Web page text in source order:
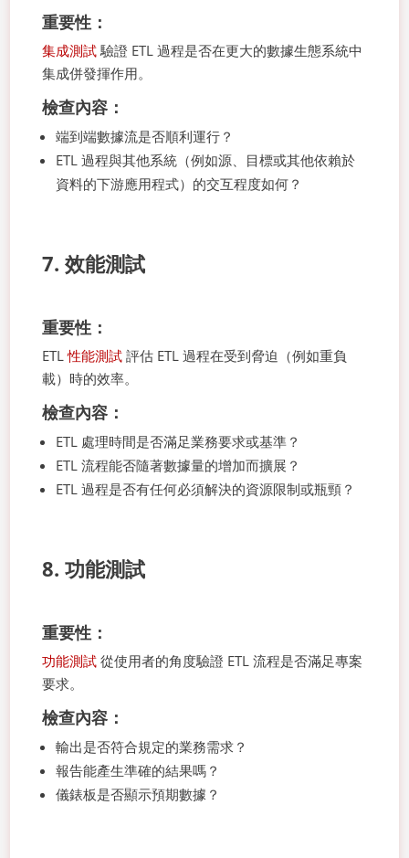
重要性：
集成測試 驗證 ETL 過程是否在更大的數據生態系統中
集成併發揮作用。
檢查內容：
端到端數據流是否順利運行？
ETL 過程與其他系統（例如源、目標或其他依賴於
資料的下游應用程式）的交互程度如何？
7. 效能測試
重要性：
ETL性能測試 評估 ETL 過程在受到脅迫（例如重負
載）時的效率。
檢查內容：
ETL 處理時間是否滿足業務要求或基準？
ETL 流程能否隨著數據量的增加而擴展？
ETL 過程是否有任何必須解決的資源限制或瓶頸？
8. 功能測試
重要性：
功能測試 從使用者的角度驗證 ETL 流程是否滿足專案
要求。
檢查內容：
輸出是否符合規定的業務需求？
報告能產生準確的結果嗎？
儀錶板是否顯示預期數據？